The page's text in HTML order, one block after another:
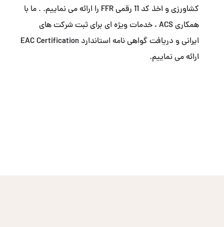
کشاورزی و اخذ کد 11 رقمی FFR را ارائه می نماییم. . ما با
همکاری ACS ، خدمات ویژه ای برای ثبت شرکت های
ایرانی و دریافت گواهی نامه استاندارد EAC Certification
ارائه می نماییم.